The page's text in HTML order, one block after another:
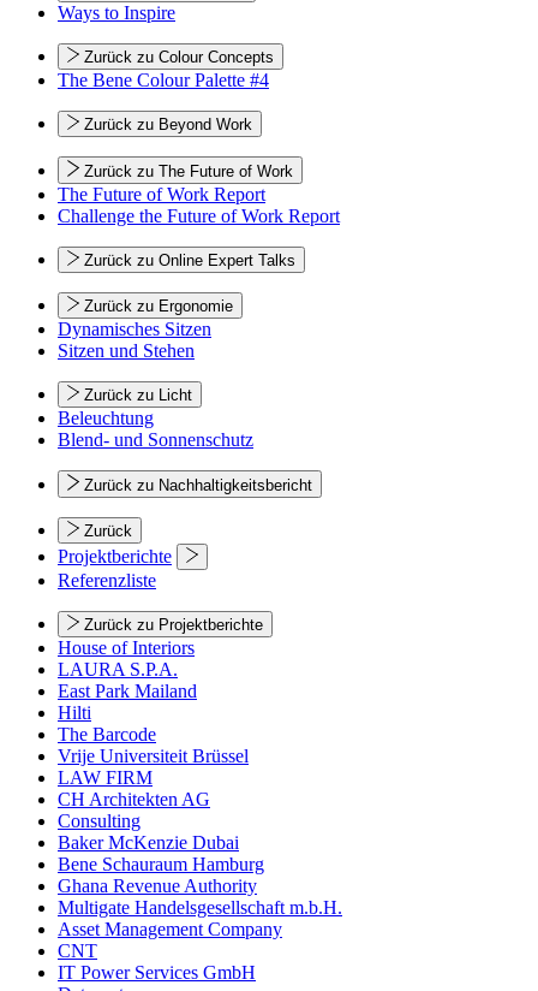
Ways to Inspire
Zurück zu Colour Concepts
The Bene Colour Palette #4
Zurück zu Beyond Work
Zurück zu The Future of Work
The Future of Work Report
Challenge the Future of Work Report
Zurück zu Online Expert Talks
Zurück zu Ergonomie
Dynamisches Sitzen
Sitzen und Stehen
Zurück zu Licht
Beleuchtung
Blend- und Sonnenschutz
Zurück zu Nachhaltigkeitsbericht
Zurück
Projektberichte
Referenzliste
Zurück zu Projektberichte
House of Interiors
LAURA S.P.A.
East Park Mailand
Hilti
The Barcode
Vrije Universiteit Brüssel
LAW FIRM
CH Architekten AG
Consulting
Baker McKenzie Dubai
Bene Schauraum Hamburg
Ghana Revenue Authority
Multigate Handelsgesellschaft m.b.H.
Asset Management Company
CNT
IT Power Services GmbH